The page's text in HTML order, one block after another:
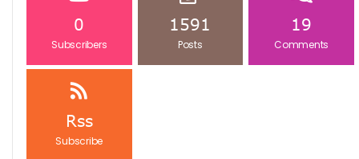
0
Subscribers
1591
Posts
19
Comments
Rss
Subscribe